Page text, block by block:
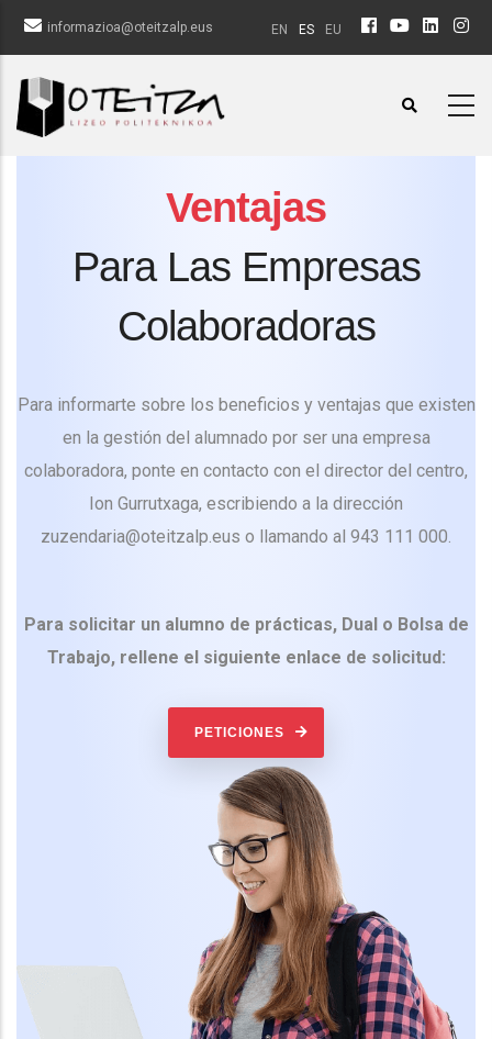
principal
informazioa@oteitzalp.eus EU
ES
EN
Ventajas
Para Las Empresas
Colaboradoras
Para informarte sobre los beneficios y ventajas que existen
en la gestión del alumnado por ser una empresa
colaboradora, ponte en contacto con el director del centro,
Ion Gurrutxaga, escribiendo a la dirección
zuzendaria@oteitzalp.eus o llamando al 943 111 000.
Para solicitar un alumno de prácticas, Dual o Bolsa de
Trabajo, rellene el siguiente enlace de solicitud:
PETICIONES